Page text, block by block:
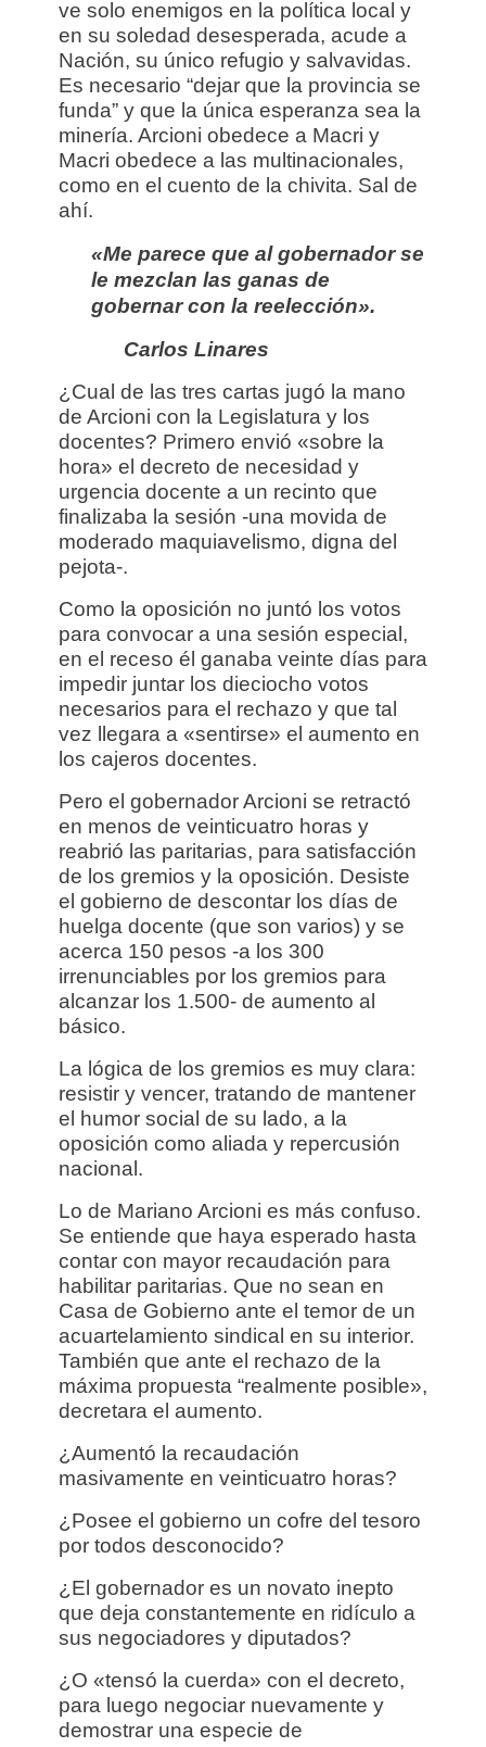
ve solo enemigos en la política local y
en su soledad desesperada, acude a
Nación, su único refugio y salvavidas.
Es necesario “dejar que la provincia se
funda” y que la única esperanza sea la
minería. Arcioni obedece a Macri y
Macri obedece a las multinacionales,
como en el cuento de la chivita. Sal de
ahí.
«Me parece que al gobernadorse
le mezclan las ganas de
gobernarcon la reelección».
Carlos Linares
¿Cual de las tres cartas jugó la mano
de Arcioni con la Legislatura y los
docentes? Primero envió «sobre la
hora» el decreto de necesidad y
urgencia docente a un recinto que
finalizaba la sesión -una movida de
moderado maquiavelismo, digna del
pejota-.
Como la oposición no juntó los votos
para convocar a una sesión especial,
en el receso él ganaba veinte días para
impedir juntar los dieciocho votos
necesarios para el rechazo y que tal
vez llegara a «sentirse» el aumento en
los cajeros docentes.
Pero el gobernador Arcioni se retractó
en menos de veinticuatro horas y
reabrió las paritarias, para satisfacción
de los gremios y la oposición. Desiste
el gobierno de descontar los días de
huelga docente (que son varios) y se
acerca 150 pesos -a los 300
irrenunciables por los gremios para
alcanzar los 1.500- de aumento al
básico.
La lógica de los gremios es muy clara:
resistir y vencer, tratando de mantener
el humor social de su lado, a la
oposición como aliada y repercusión
nacional.
Lo de Mariano Arcioni es más confuso.
Se entiende que haya esperado hasta
contar con mayor recaudación para
habilitar paritarias. Que no sean en
Casa de Gobierno ante el temor de un
acuartelamiento sindical en su interior.
También que ante el rechazo de la
máxima propuesta “realmente posible»,
decretara el aumento.
¿Aumentó la recaudación
masivamente en veinticuatro horas?
¿Posee el gobierno un cofre del tesoro
por todos desconocido?
¿El gobernador es un novato inepto
que deja constantemente en ridículo a
sus negociadores y diputados?
¿O «tensó la cuerda» con el decreto,
para luego negociar nuevamente y
demostrar una especie de